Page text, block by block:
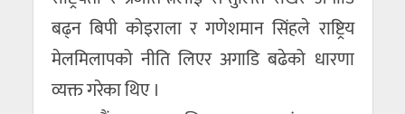
बढ्न बिपी कोइराला र गणेशमान सिंहले राष्ट्रिय
मेलमिलापको नीति लिएर अगाडि बढेको धारणा
व्यक्त गरेका थिए ।